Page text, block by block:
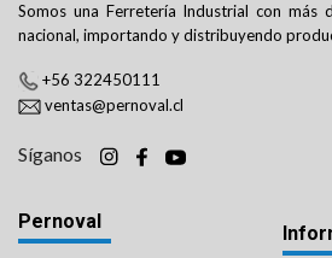
Somos una Ferretería Industrial con más
nacional, importando y distribuyendo
+56 322450111
ventas@pernoval.cl
Síganos
Pernoval